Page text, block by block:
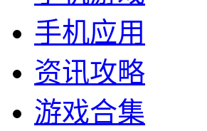
手机应用
资讯攻略
游戏合集